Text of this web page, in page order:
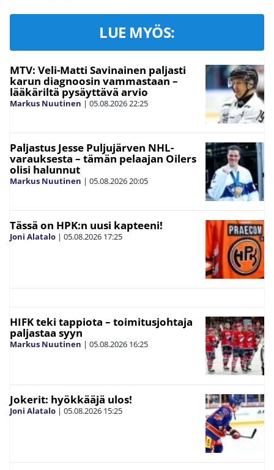
LUE MYÖS:
MTV: Veli-Matti Savinainen paljasti
karun diagnoosin vammastaan –
lääkäriltä pysäyttävä arvio
Markus Nuutinen | 05.08.202622:25
Paljastus Jesse Puljujärven NHL-
varauksesta – tämän pelaajan Oilers
olisi halunnut
Markus Nuutinen | 05.08.202620:05
Tässä on HPK:n uusi kapteeni!
Joni Alatalo | 05.08.2026 17:25
HIFK teki tappiota – toimitusjohtaja
paljastaa syyn
Markus Nuutinen | 05.08.2026 16:25
Jokerit: hyökkääjä ulos!
Joni Alatalo | 05.08.2026 15:25